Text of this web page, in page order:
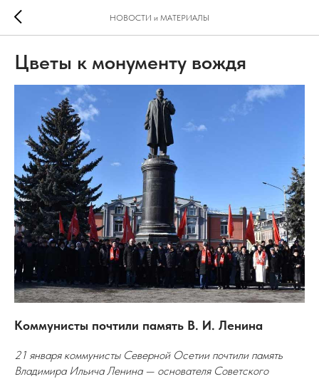
НОВОСТИ и МАТЕРИАЛЫ
Цветы к монументу вождя
Коммунисты почтили память В. И. Ленина
21 января коммунисты Северной Осетии почтили память
Владимира Ильича Ленина — основателя Советского